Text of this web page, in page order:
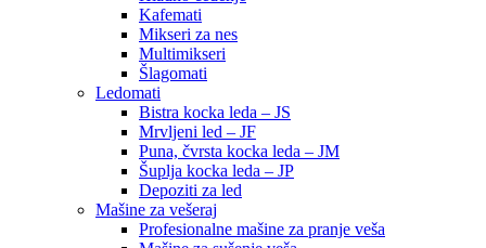
Kafemati
Mikseri za nes
Multimikseri
Šlagomati
Ledomati
Bistra kocka leda – JS
Mrvljeni led – JF
Puna, čvrsta kocka leda – JM
Šuplja kocka leda – JP
Depoziti za led
Mašine za vešeraj
Profesionalne mašine za pranje veša